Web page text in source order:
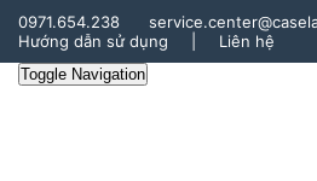
0971.654.238
Hướng dẫn sử dụng
Liên hệ
Toggle Navigation